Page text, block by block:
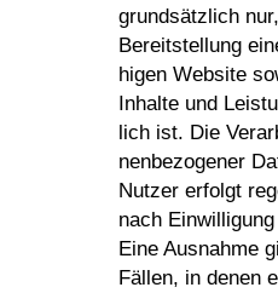
grund­sätz­lich
Bereit­stel­lung
higen Website
Inhalte und
lich ist. Die
nen­be­zo­gener
Nutzer erfolgt
nach
Eine Ausnahme
Fällen, in denen